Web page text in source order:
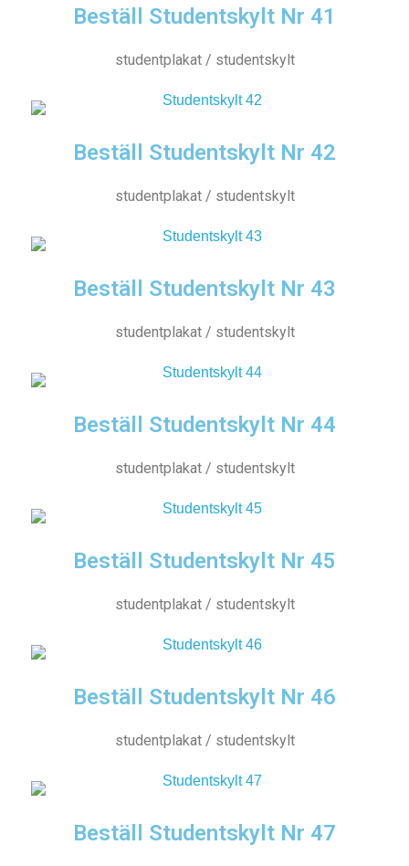
Beställ Studentskylt Nr 41
studentplakat / studentskylt
Beställ Studentskylt Nr 42
studentplakat / studentskylt
Beställ Studentskylt Nr 43
studentplakat / studentskylt
Beställ Studentskylt Nr 44
studentplakat / studentskylt
Beställ Studentskylt Nr 45
studentplakat / studentskylt
Beställ Studentskylt Nr 46
studentplakat / studentskylt
Beställ Studentskylt Nr 47